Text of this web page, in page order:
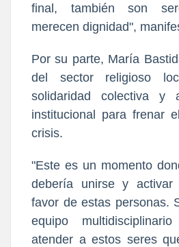
final, también son
merecen dignidad",
Por su parte, María
del sector religioso
solidaridad colectiva y
institucional para frenar
crisis.
​"Este es un momento
debería unirse y
favor de estas personas.
equipo
atender a estos seres